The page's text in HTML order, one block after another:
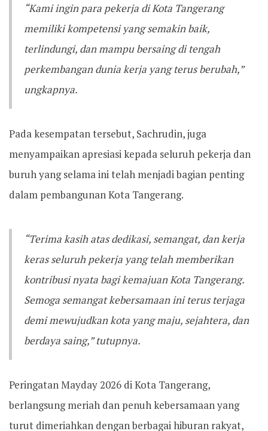
“Kami ingin para pekerja di Kota Tangerang
memiliki kompetensi yang semakin baik,
terlindungi, dan mampu bersaing di tengah
perkembangan dunia kerja yang terus berubah,”
ungkapnya.
Pada kesempatan tersebut, Sachrudin, juga
menyampaikan apresiasi kepada seluruh pekerja dan
buruh yang selama ini telah menjadi bagian penting
dalam pembangunan Kota Tangerang.
“Terima kasih atas dedikasi, semangat, dan kerja
keras seluruh pekerja yang telah memberikan
kontribusi nyata bagi kemajuan Kota Tangerang.
Semoga semangat kebersamaan ini terus terjaga
demi mewujudkan kota yang maju, sejahtera, dan
berdaya saing,” tutupnya.
Peringatan Mayday 2026 di Kota Tangerang,
berlangsung meriah dan penuh kebersamaan yang
turut dimeriahkan dengan berbagai hiburan rakyat,